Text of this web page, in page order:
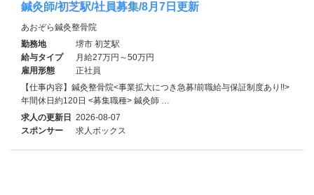
鍼灸師/初芝駅/社員募集/8月7日更新
あおぞら鍼灸整骨院
勤務地
堺市 初芝駅
給与タイプ
月給27万円～50万円
雇用形態
正社員
【仕事内容】鍼灸整骨院<事業拡大につき急募!前職給与保証制度あり!!>
年間休日約120日 <募集職種> 鍼灸師 …
求人の更新日 2026-08-07
スポンサー
求人ボックス